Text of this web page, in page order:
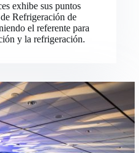
exhibe sus puntos
Refrigeración de
el referente para
y la refrigeración.